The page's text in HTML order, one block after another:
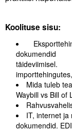
ICC WBO
ICC komisjonid
Juhendid ja
Videod
Koolituse sisu:
täideviimisel.
Mida tuleb
Waybill vs Bill of
IT, internet
dokumendid.